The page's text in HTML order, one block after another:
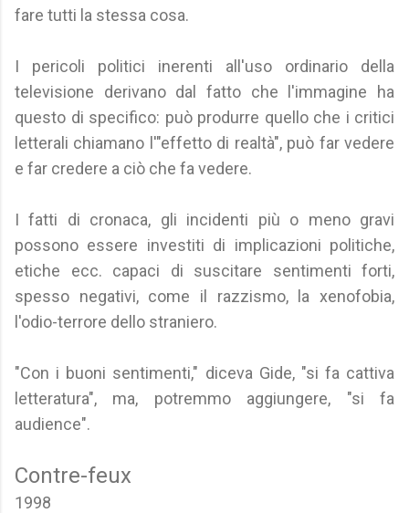
fare tutti la stessa cosa.
I pericoli politici inerenti all'uso ordinario della
televisione derivano dal fatto che l'immagine ha
questo di specifico: può produrre quello che i critici
letterali chiamano l'"effetto di realtà", può far vedere
e far credere a ciò che fa vedere.
I fatti di cronaca, gli incidenti più o meno gravi
possono essere investiti di implicazioni politiche,
etiche ecc. capaci di suscitare sentimenti forti,
spesso negativi, come il razzismo, la xenofobia,
l'odio-terrore dello straniero.
"Con i buoni sentimenti," diceva Gide, "si fa cattiva
letteratura", ma, potremmo aggiungere, "si fa
audience".
Contre-feux
1998